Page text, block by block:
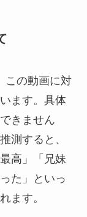
この動画に対
ます。具体
きません
測すると、
高」「兄妹
た」といっ
ます。